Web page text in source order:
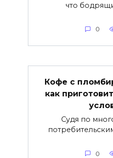
что
0
Кофе с
как
Судя по
0